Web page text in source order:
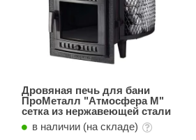
Дровяная печь для бани
ПроМеталл "Атмосфера М"
сетка из нержавеющей стали
в наличии (на складе)